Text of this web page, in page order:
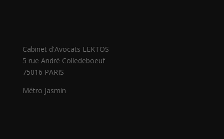
Cabinet d'Avocats LEKTOS
5 rue André Colledeboeuf
75016 PARIS
Métro Jasmin